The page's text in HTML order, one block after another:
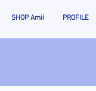
SHOP Amii PROFILE